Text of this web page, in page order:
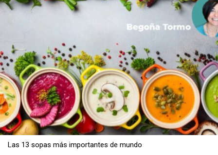
Las 13 sopas más importantes de mundo